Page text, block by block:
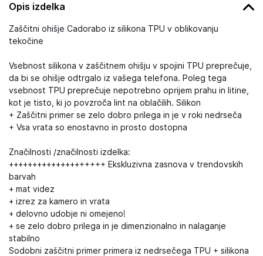
Opis izdelka
Zaščitni ohišje Cadorabo iz silikona TPU v oblikovanju
tekočine
Vsebnost silikona v zaščitnem ohišju v spojini TPU preprečuje,
da bi se ohišje odtrgalo iz vašega telefona. Poleg tega
vsebnost TPU preprečuje nepotrebno oprijem prahu in litine,
kot je tisto, ki jo povzroča lint na oblačilih. Silikon
+ Zaščitni primer se zelo dobro prilega in je v roki nedrseča
+ Vsa vrata so enostavno in prosto dostopna
Značilnosti /značilnosti izdelka:
++++++++++++++++++++ Ekskluzivna zasnova v trendovskih
barvah
+ mat videz
+ izrez za kamero in vrata
+ delovno udobje ni omejeno!
+ se zelo dobro prilega in je dimenzionalno in nalaganje
stabilno
Sodobni zaščitni primer primera iz nedrsečega TPU + silikona